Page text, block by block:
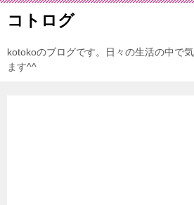
コトログ
kotokoのブログです。日々の生活の中で
ます^^